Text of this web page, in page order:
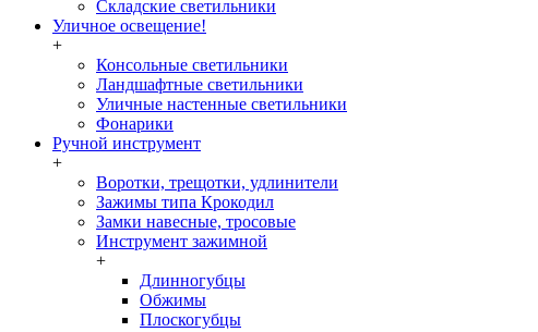
Складские светильники
Уличное освещение!
+
Консольные светильники
Ландшафтные светильники
Уличные настенные светильники
Фонарики
Ручной инструмент
+
Воротки, трещотки, удлинители
Зажимы типа Крокодил
Замки навесные, тросовые
Инструмент зажимной
+
Длинногубцы
Обжимы
Плоскогубцы